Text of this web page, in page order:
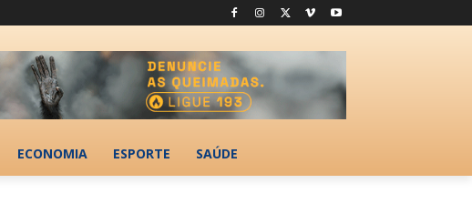
ECONOMIA ESPORTE SAÚDE